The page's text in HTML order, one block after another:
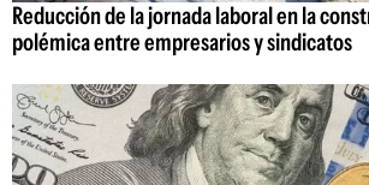
Reducción de la jornada laboral en la
polémica entre empresarios y sindicatos